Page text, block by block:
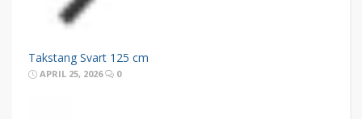
Takstang Svart 125 cm
APRIL 25, 2026 0